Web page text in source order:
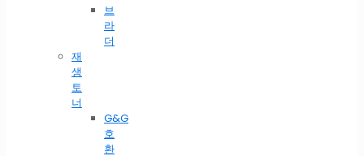
브
라
더
재
생
토
너
G&G
호
환